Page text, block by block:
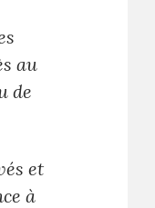
au
de
et
à